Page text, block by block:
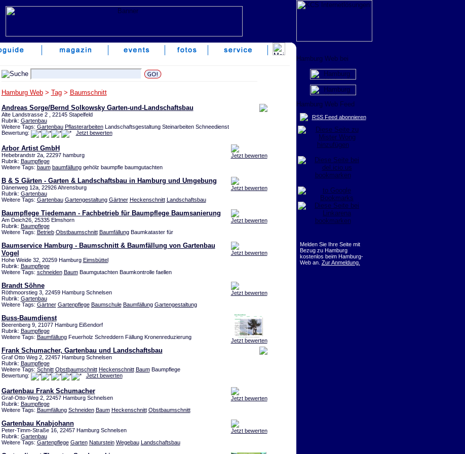
Hamburg Web> Tag> Baumschnitt
Andreas Sorge/Bernd Solkowsky Garten-und-Landschaftsbau
Alte Landstrasse 2 , 22145 Stapelfeld
Rubrik: Gartenbau
Weitere Tags: Gartenbau PflasterarbeitenLandschaftsgestaltung Steinarbeiten Schneedienst
Bewertung:
Jetzt bewerten
Jetzt bewerten
Arbor Artist GmbH
Hebebrandstr 2a, 22297 hamburg
Rubrik: Baumpflege
Weitere Tags: baum baumfällunggehölz baumpfle baumgutachten
Jetzt bewerten
B & S Gärten - Garten & Landschaftsbau in Hamburg und Umgebung
Dänenweg 12a, 22926 Ahrensburg
Rubrik: Gartenbau
Weitere Tags: Gartenbau Gartengestaltung Gärtner Heckenschnitt Landschaftsbau
Jetzt bewerten
Baumpflege Tiedemann - Fachbetrieb für Baumpflege Baumsanierung
Am Deich26, 25335 Elmshorn
Rubrik: Baumpflege
Weitere Tags: Betrieb Obstbaumschnitt BaumfällungBaumkataster für
Jetzt bewerten
Baumservice Hamburg - Baumschnitt & Baumfällung von Gartenbau
Vogel
Hohe Weide 32, 20259 Hamburg Eimsbüttel
Rubrik: Baumpflege
Weitere Tags: schneiden BaumBaumgutachten Baumkontrolle faellen
Jetzt bewerten
Brandt Söhne
Röthmoorstieg 3, 22459 Hamburg Schnelsen
Rubrik: Gartenbau
Weitere Tags: Gärtner Gartenpflege Baumschule Baumfällung Gartengestaltung
Jetzt bewerten
Buss-Baumdienst
Beerenberg 9, 21077 Hamburg Eißendorf
Rubrik: Baumpflege
Weitere Tags: BaumfällungFeuerholz Schreddern Fällung Kronenreduzierung
Frank Schumacher, Gartenbau und Landschaftsbau
Graf Otto Weg 2, 22457 Hamburg Schnelsen
Rubrik: Baumpflege
Weitere Tags: Schnitt Obstbaumschnitt Heckenschnitt BaumBaumpflege
Bewertung:
Jetzt bewerten
Jetzt bewerten
Gartenbau Frank Schumacher
Graf-Otto-Weg 2, 22457 Hamburg Schnelsen
Rubrik: Baumpflege
Weitere Tags: Baumfällung Schneiden Baum Heckenschnitt Obstbaumschnitt
Jetzt bewerten
Gartenbau Knabjohann
Peter-Timm-Straße 16, 22457 Hamburg Schnelsen
Rubrik: Gartenbau
Weitere Tags: Gartenpflege Garten Naturstein Wegebau Landschaftsbau
RSS Feed abonnieren
Melden Sie Ihre Seite mit
Bezug zu Hamburg
kostenlos beim Hamburg-
Web an. Zur Anmeldung.